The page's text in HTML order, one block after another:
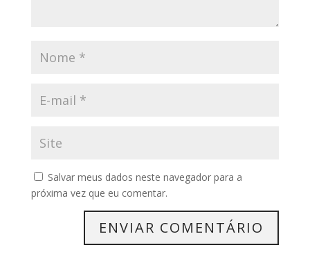
Salvar meus dados neste navegador para a
próxima vez que eu comentar.